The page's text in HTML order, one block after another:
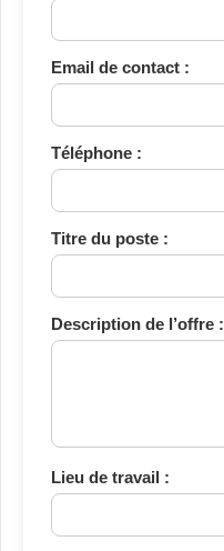
Email de contact :
Téléphone :
Titre du poste :
Description de l’offre :
Lieu de travail :